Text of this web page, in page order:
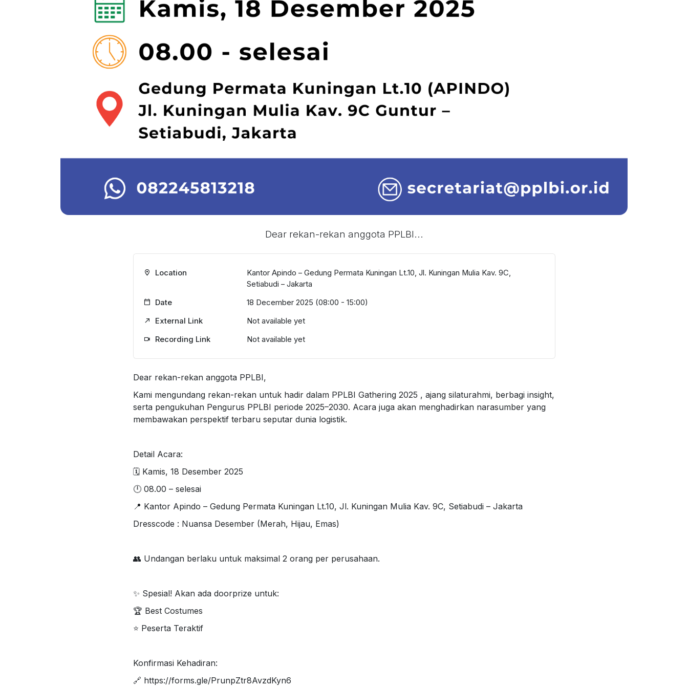
Dear rekan-rekan anggota PPLBI...
Location
Kantor Apindo – Gedung Permata Kuningan Lt.10, Jl. Kuningan Mulia Kav. 9C,
Setiabudi – Jakarta
Date
18 December 2025 (08:00 - 15:00)
External Link
Not available yet
Recording Link
Not available yet
Dear rekan-rekan anggota PPLBI,
Kami mengundang rekan-rekan untuk hadir dalam PPLBI Gathering 2025 , ajang silaturahmi, berbagi insight,
serta pengukuhan Pengurus PPLBI periode 2025–2030. Acara juga akan menghadirkan narasumber yang
membawakan perspektif terbaru seputar dunia logistik.
Detail Acara:
🗓 Kamis, 18 Desember 2025
🕛 08.00 – selesai
📍 Kantor Apindo – Gedung Permata Kuningan Lt.10, Jl. Kuningan Mulia Kav. 9C, Setiabudi – Jakarta
Dresscode : Nuansa Desember (Merah, Hijau, Emas)
👥 Undangan berlaku untuk maksimal 2 orang per perusahaan.
✨ Spesial! Akan ada doorprize untuk:
🏆 Best Costumes
⭐ Peserta Teraktif
Konfirmasi Kehadiran:
🔗 https://forms.gle/PrunpZtr8AvzdKyn6